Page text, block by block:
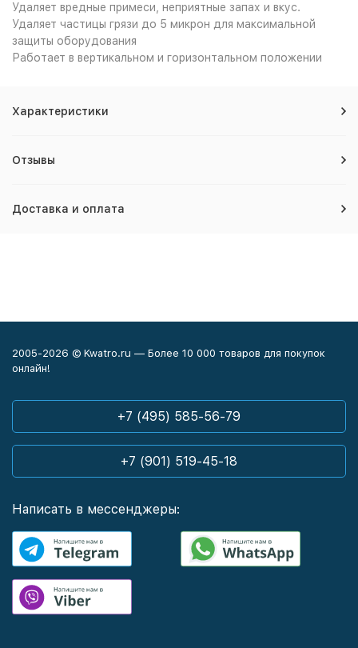
Удаляет вредные примеси, неприятные запах и вкус.
Удаляет частицы грязи до 5 микрон для максимальной
защиты оборудования
Работает в вертикальном и горизонтальном положении
Характеристики
Отзывы
Доставка и оплата
2005-2026 © Kwatro.ru — Более 10 000 товаров для покупок
онлайн!
+7 (495) 585-56-79
+7 (901) 519-45-18
Написать в мессенджеры: